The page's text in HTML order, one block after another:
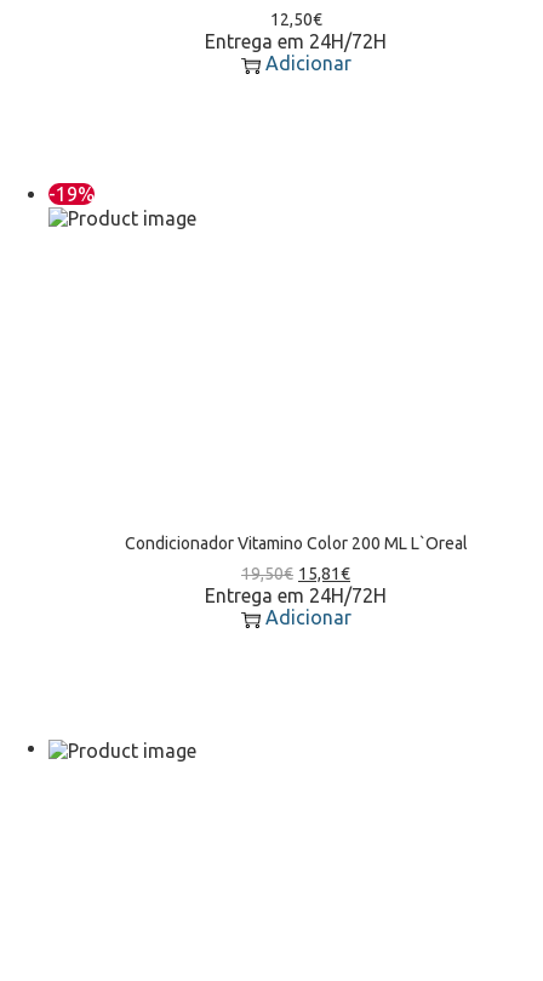
12,50€
Entrega em 24H/72H
Adicionar
-19%
Condicionador Vitamino Color 200 ML L`Oreal
19,50€ 15,81€
Entrega em 24H/72H
Adicionar